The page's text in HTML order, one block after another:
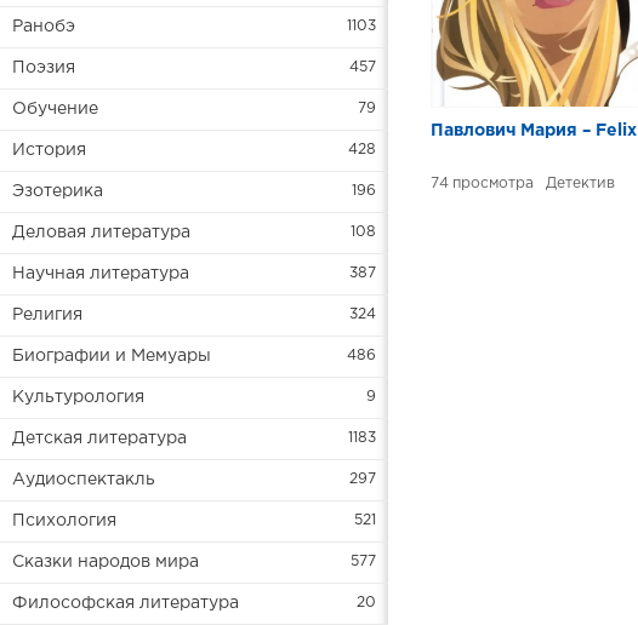
Ранобэ 1103
Поэзия 457
Обучение 79
История 428
Эзотерика 196
Деловая литература 108
Научная литература 387
Религия 324
Биографии и Мемуары 486
Культурология 9
Детская литература 1183
Аудиоспектакль 297
Психология 521
Сказки народов мира 577
Философская литература 20
Павлович Мария – Felix
74 Детектив